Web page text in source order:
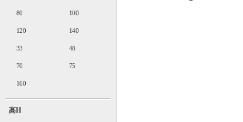
80 100
120 140
33 48
70 75
160
高H